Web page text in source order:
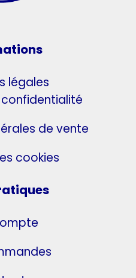
légales
de vente
cookies